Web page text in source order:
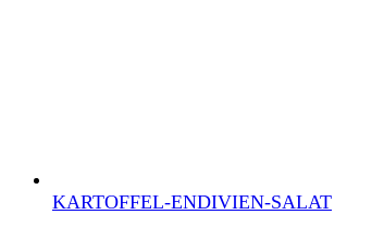
KARTOFFEL-ENDIVIEN-SALAT